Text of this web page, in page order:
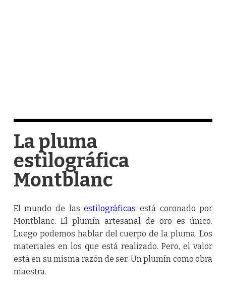
La pluma
estilográfica
Montblanc
El mundo de lasestilográficas está coronado por
Montblanc. El plumín artesanal de oro es único.
Luego podemos hablar del cuerpo de la pluma. Los
materiales en los que está realizado. Pero, el valor
está en su misma razón de ser. Un plumín como obra
maestra.